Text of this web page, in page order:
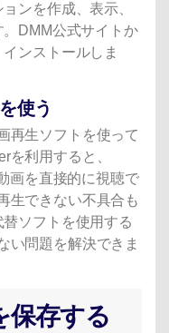
ンを作成、表示、
DMM公式サイトか
ンストールしま
使う
再生ソフトを使って
を利用すると、
画を直接的に視聴で
生できない不具合も
ソフトを使用する
い問題を解決できま
保存する